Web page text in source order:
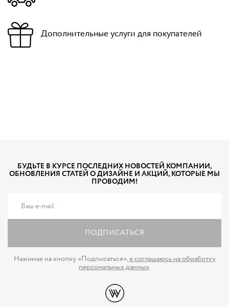
Дополнительные услуги для покупателей
БУДЬТЕ В КУРСЕ ПОСЛЕДНИХ НОВОСТЕЙ КОМПАНИИ,
ОБНОВЛЕНИЯ СТАТЕЙ О ДИЗАЙНЕ И АКЦИЙ, КОТОРЫЕ МЫ
ПРОВОДИМ!
ПОДПИСАТЬСЯ
Нажимая на кнопку «Подписаться»,я соглашаюсь на обработку
персональных данных.